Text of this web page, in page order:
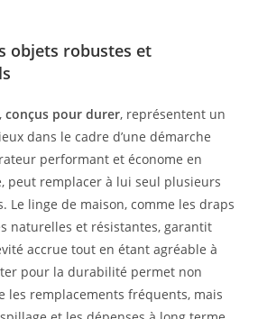
objets robustes et
conçus pour durer, représentent un
dans le cadre d’une démarche
performant et économe en
peut remplacer à lui seul plusieurs
Le linge de maison, comme les draps
naturelles et résistantes, garantit
accrue tout en étant agréable à
pour la durabilité permet non
les remplacements fréquents, mais